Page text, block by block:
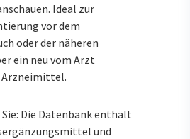
Ideal zur
vor dem
oder der näheren
ein neu vom Arzt
Arzneimittel.
Die Datenbank enthält
und